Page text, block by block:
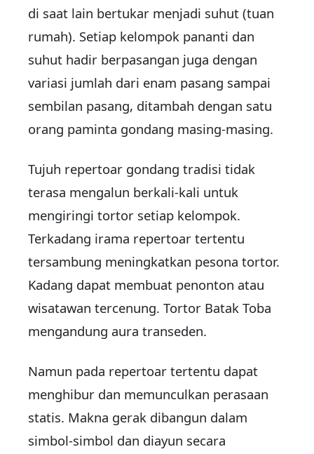
di saat lain bertukar menjadi suhut (tuan
rumah). Setiap kelompok pananti dan
suhut hadir berpasangan juga dengan
variasi jumlah dari enam pasang sampai
sembilan pasang, ditambah dengan satu
orang paminta gondang masing-masing.
Tujuh repertoar gondang tradisi tidak
terasa mengalun berkali-kali untuk
mengiringi tortor setiap kelompok.
Terkadang irama repertoar tertentu
tersambung meningkatkan pesona tortor.
Kadang dapat membuat penonton atau
wisatawan tercenung. Tortor Batak Toba
mengandung aura transeden.
Namun pada repertoar tertentu dapat
menghibur dan memunculkan perasaan
statis. Makna gerak dibangun dalam
simbol-simbol dan diayun secara